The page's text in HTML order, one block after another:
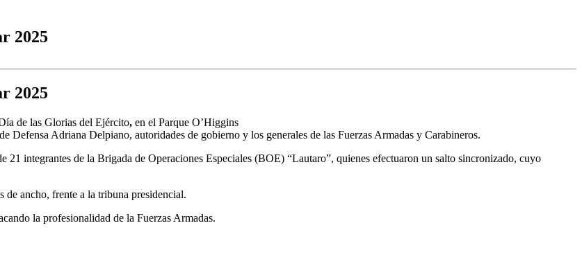
2025
2025
de las Glorias del Ejército, en el Parque O’Higgins
Defensa Adriana Delpiano, autoridades de gobierno y los generales de las Fuerzas Armadas y Carabineros.
21 integrantes de la Brigada de Operaciones Especiales (BOE) “Lautaro”, quienes efectuaron un salto sincronizado, cuyo
de ancho, frente a la tribuna presidencial.
la profesionalidad de la Fuerzas Armadas.